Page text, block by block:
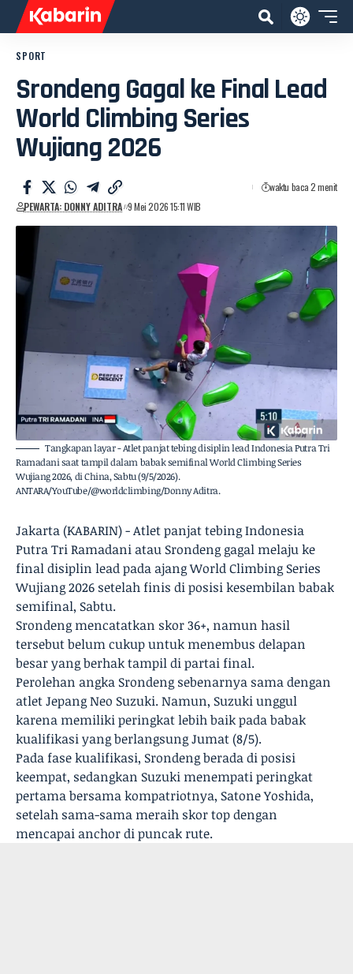
SPORT
Srondeng Gagal ke Final Lead
World Climbing Series
Wujiang 2026
PEWARTA: DONNY ADITRA 9 Mei 2026 15:11 WIB
waktu baca 2 menit
Tangkapan layar - Atlet panjat tebing disiplin lead Indonesia Putra Tri
Ramadani saat tampil dalam babak semifinal World Climbing Series
Wujiang 2026, di China, Sabtu (9/5/2026).
ANTARA/YouTube/@worldclimbing/Donny Aditra.
Jakarta (KABARIN) - Atlet panjat tebing Indonesia
Putra Tri Ramadani atau Srondeng gagal melaju ke
final disiplin lead pada ajang World Climbing Series
Wujiang 2026 setelah finis di posisi kesembilan babak
semifinal, Sabtu.
Srondeng mencatatkan skor 36+, namun hasil
tersebut belum cukup untuk menembus delapan
besar yang berhak tampil di partai final.
Perolehan angka Srondeng sebenarnya sama dengan
atlet Jepang Neo Suzuki. Namun, Suzuki unggul
karena memiliki peringkat lebih baik pada babak
kualifikasi yang berlangsung Jumat (8/5).
Pada fase kualifikasi, Srondeng berada di posisi
keempat, sedangkan Suzuki menempati peringkat
pertama bersama kompatriotnya, Satone Yoshida,
setelah sama-sama meraih skor top dengan
mencapai anchor di puncak rute.